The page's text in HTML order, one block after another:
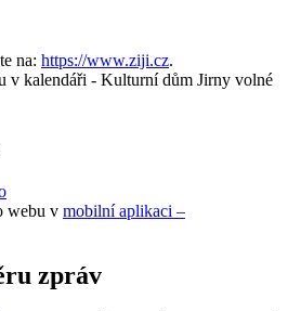
na: https://www.ziji.cz.
v kalendáři - Kulturní dům Jirny volné
webu v mobilní aplikaci –
zpráv